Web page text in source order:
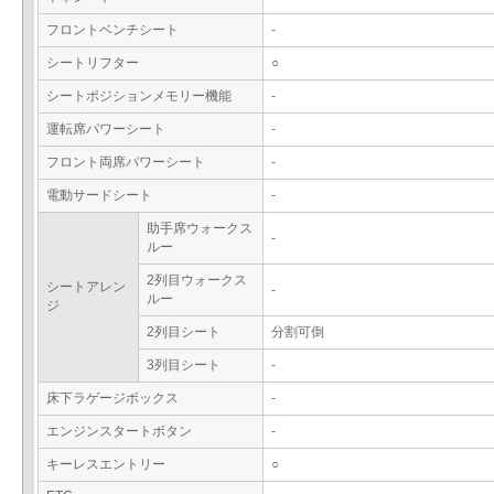
フロントベンチシート -
シートリフター ○
シートポジションメモリー機能 -
運転席パワーシート -
フロント両席パワーシート -
電動サードシート -
シートアレン
ジ
助手席ウォークス
ルー
-
2列目ウォークス
ルー
-
2列目シート 分割可倒
3列目シート -
床下ラゲージボックス -
エンジンスタートボタン -
キーレスエントリー ○